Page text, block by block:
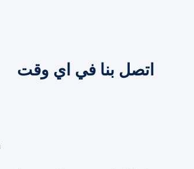
اتصل بنا في اي وقت